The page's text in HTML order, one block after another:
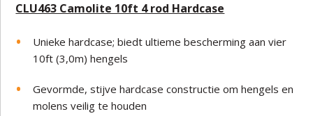
CLU463 Camolite 10ft 4 rod Hardcase
Unieke hardcase; biedt ultieme bescherming aan vier
10ft (3,0m) hengels
Gevormde, stijve hardcase constructie om hengels en
molens veilig te houden